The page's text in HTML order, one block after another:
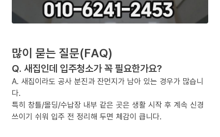
많이 묻는 질문(FAQ)
Q. 새집인데 입주청소가 꼭 필요한가요?
A. 새집이라도 공사 분진과 잔먼지가 남아 있는 경우가 많습니
다.
특히 창틀/몰딩/수납장 내부 같은 곳은 생활 시작 후 계속 신경
쓰이기 쉬워 입주 전 정리해 두면 체감이 큽니다.